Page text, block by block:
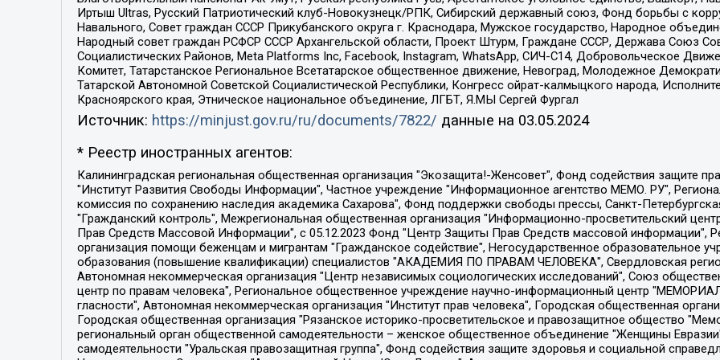
Иртыш Ultras, Русский Патриотический клуб-Новокузнецк/РПК, Сибирский державный союз, Фонд борьбы с
Навального, Совет граждан СССР Прикубанского округа г. Краснодара, Мужское государство, Народное
Народный совет граждан РСФСР СССР Архангельской области, Проект Штурм, Граждане СССР, Держава Союз
Социалистических Районов, Meta Platforms Inc, Facebook, Instagram, WhatsApp, СИЧ-С14, Добровольческое
Комитет, Татарстанское Региональное Всетатарское общественное движение, Невоград, Молодежное
Татарской Автономной Советской Социалистической Республики, Конгресс ойрат-калмыцкого народа,
Красноярского края, Этническое национальное объединение, ЛГБТ, Я.МЫ Сергей Фургал
Источник: https://minjust.gov.ru/ru/documents/7822/ данные на 03.05.2024
* Реестр иностранных агентов:
Калининградская региональная общественная организация "Экозащита!-Женсовет", Фонд содействия защите прав и свобод граждан "Общественный вердикт", Фонд "Институт Развития Свободы Информации", Частное учреждение "Информационное агентство МЕМО. РУ", Региональная общественная организация "Общественная комиссия по сохранению наследия академика Сахарова", Фонд поддержки свободы прессы, Санкт-Петербургская общественная правозащитная организация "Гражданский контроль", Межрегиональная общественная организация "Информационно-просветительский центр "Мемориал", Региональный Фонд "Центр Защиты Прав Средств Массовой Информации", с 05.12.2023 Фонд "Центр Защиты Прав Средств массовой информации", Региональная общественная благотворительная организация помощи беженцам и мигрантам "Гражданское содействие", Негосударственное образовательное учреждение дополнительного профессионального образования (повышение квалификации) специалистов "АКАДЕМИЯ ПО ПРАВАМ ЧЕЛОВЕКА", Свердловская региональная общественная организация "Сутяжник", Автономная некоммерческая организация "Центр независимых социологических исследований", Союз общественных объединений "Российский исследовательский центр по правам человека", Региональное общественное учреждение научно-информационный центр "МЕМОРИАЛ", Некоммерческая организация "Фонд защиты гласности", Автономная некоммерческая организация "Институт прав человека", Городская общественная организация "Екатеринбургское общество "МЕМОРИАЛ", Городская общественная организация "Рязанское историко-просветительское и правозащитное общество "Мемориал" (Рязанский Мемориал), Челябинский региональный орган общественной самодеятельности – женское общественное объединение "Женщины Евразии", Челябинский региональный орган общественной самодеятельности "Уральская правозащитная группа", Фонд содействия защите здоровья и социальной справедливости имени Андрея Рылькова, Автономная Некоммерческая Организация "Аналитический Центр Юрия Левады", Автономная некоммерческая организация социальной поддержки населения "Проект Апрель", Региональная общественная организация помощи женщинам и детям, находящимся в кризисной ситуации "Информационно-методический центр "Анна", Фонд содействия развитию массовых коммуникаций и правовому просвещению "Так-так-Так", Фонд содействия устойчивому развитию "Серебряная тайга", Свердловский региональный общественный фонд социальных проектов "Новое время", "Idel.Реалии", Кавказ.Реалии, Крым.Реалии, Телеканал Настоящее Время, Татаро-башкирская служба Радио Свобода (Azatliq Radiosi), Радио Свободная Европа/Радио Свобода (PCE/PC), "Сибирь.Реалии", "Фактограф", Благотворительный фонд помощи осужденным и их семьям, Автономная некоммерческая организация "Институт глобализации и социальных движений", Фонд "В защиту прав заключенных", Частное учреждение "Центр поддержки и содействия развитию средств массовой информации", Пензенский региональный общественный благотворительный фонд "Гражданский союз", "Север.Реалии", Некоммерческая организация Фонд "Правовая инициатива", Общество с ограниченной ответственностью "Радио Свободная Европа/Радио Свобода", Чешское информационное агентство "MEDIUM-ORIENT", Красноярская региональная общественная организация "Мы против СПИДа", Камалягин Денис Николаевич, Маркелов Сергей Евгеньевич, Пономарев Лев Александрович, Савицкая Людмила Алексеевна, Автономная некоммерческая организация "Центр по работе с проблемой насилия "НАСИЛИЮ.НЕТ", Межрегиональный профессиональный союз работников здравоохранения "Альянс врачей", Юридическое лицо, зарегистрированное в Латвийской Республике, SIA "Medusa Project" (регистрационный номер 40103797863, дата регистрации 10.06.2014), Некоммерческая организация "Фонд по борьбе с коррупцией", Автономная некоммерческая организация "Институт права и публичной политики", Баданин Роман Сергеевич, Гликин Максим Александрович, Железнова Мария Михайловна, Лукьянова Юлия Сергеевна, Маетная Елизавета Витальевна, Маняхин Петр Борисович, Чуракова Ольга Владимировна, Ярош Юлия Петровна, Юридическое лицо "The Insider SIA", зарегистрированное в Риге, Латвийская Республика (дата регистрации 26.06.2015), являющееся администратором доменного имени интернет-издания "The Insider SIA", https://theins.ru, Постернак Алексей Евгеньевич, Рубин Михаил Аркадьевич, Анин Роман Александрович, Юридическое лицо Istories fonds, зарегистрированное в Латвийской Республике (регистрационный номер 50008295751, дата регистрации 24.02.2020), Великовский Дмитрий Александрович, Долинина Ирина Николаевна, Мароховская Алеся Алексеевна, Шлейнов Роман Юрьевич, Шмагун Олеся Валентиновна, Общество с ограниченной ответственностью "Альтаир 2021", Общество с ограниченной ответственностью "Вега 2021", Общество с ограниченной ответственностью "Главный редактор 2021", Общество с ограниченной ответственностью "Ромашки монолит", Важенков Артем Валерьевич, Ивановская областная общественная организация "Центр гендерных исследований", Гурман Юрий Альбертович, Медиапроект "ОВД-Инфо", Егоров Владимир Владимирович, Жилинский Владимир Александрович, Общество с ограниченной ответственностью "ЗП", Иванова София Юрьевна, Карезина Инна Павловна, Кильтау Екатерина Викторовна, Петров Алексей Викторович, Пискунов Сергей Евгеньевич, Смирнов Сергей Сергеевич, Тихонов Михаил Сергеевич, Общество с ограниченной ответственностью "ЖУРНАЛИСТ-ИНОСТРАННЫЙ АГЕНТ", Арапова Галина Юрьевна, Вольтская Татьяна Анатольевна, Американская компания "Mason G.E.S. Anonymous Foundation" (США), являющаяся владельцем интернет-издания https://mnews.world/, Компания "Stichting Bellingcat", зарегистрированная в Нидерландах (дата регистрации 11.07.2018), Захаров Андрей Вячеславович, Клепиковская Екатерина Дмитриевна, Общество с ограниченной ответственностью "МЕМО", Перл Роман Александрович, Симонов Евгений Алексеевич, Соловьева Елена Анатольевна, Сотников Даниил Владимирович, Сурначева Елизавета Дмитриевна, Автономная некоммерческая организация по защите прав человека и информированию населения "Якутия – Наше Мнение", Общество с ограниченной ответственностью "Москоу диджитал медиа", с 26.01.2023 Общество с ограниченной ответственностью "Чайка Белые сады", Ветошкина Валерия Валерьевна, Заговора Максим Александрович, Межрегиональное общественное движение "Российская ЛГБТ - сеть", Оленичев Максим Владимирович, Павлов Иван Юрьевич, Скворцова Елена Сергеевна, Общество с ограниченной ответственностью "Как бы инагент", Кочетков Игорь Викторович, Общество с ограниченной ответственностью "Честные выборы", Еланчик Олег Александрович, Общество с ограниченной ответственностью "Нобелевский призыв", Гималова Регина Эмилевна, Григорьев Андрей Валерьевич, Григорьева Алина Александровна, Ассоциация по содействию защите прав призывников, альтернативнослужащих и военнослужащих "Правозащитная группа